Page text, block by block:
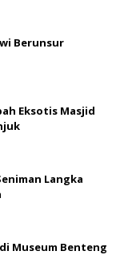
Berunsur
Eksotis Masjid
Langka
Museum Benteng